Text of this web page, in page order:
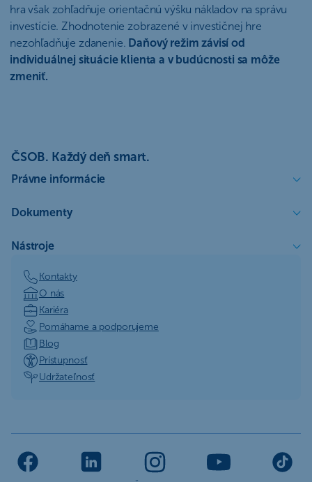
hra však zohľadňuje orientačnú výšku nákladov na správu
investície. Zhodnotenie zobrazené v investičnej hre
nezohľadňuje zdanenie. Daňový režim závisí od
individuálnej situácie klienta a v budúcnosti sa môže
zmeniť.
ČSOB. Každý deň smart.
Právne informácie
Dokumenty
Nástroje
Kontakty
O nás
Kariéra
Pomáhame a podporujeme
Blog
Prístupnosť
Udržateľnosť